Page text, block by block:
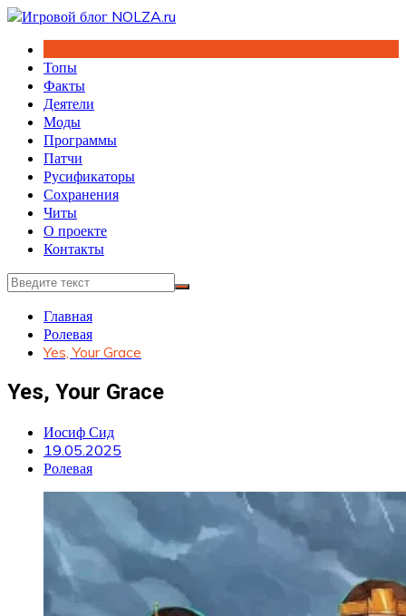
Перейти
содержимому
Топы
Факты
Деятели
Моды
Программы
Патчи
Русификаторы
Сохранения
Читы
О проекте
Контакты
Главная
Ролевая
Yes, Your Grace
Yes, Your Grace
Иосиф Сид
19.05.2025
Ролевая